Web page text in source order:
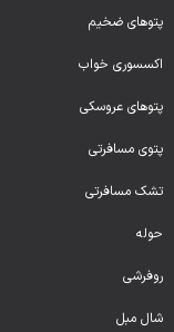
پتوهای ضخیم
اکسسوری خواب
پتوهای عروسکی
پتوی مسافرتی
تشک مسافرتی
حوله
روفرشی
شال مبل